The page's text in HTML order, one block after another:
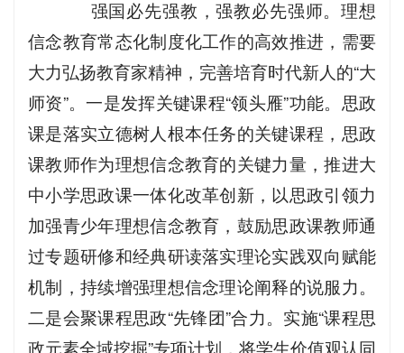
强国必先强教，强教必先强师。理想
信念教育常态化制度化工作的高效推进，需要
大力弘扬教育家精神，完善培育时代新人的“大
师资”。一是发挥关键课程“领头雁”功能。思政
课是落实立德树人根本任务的关键课程，思政
课教师作为理想信念教育的关键力量，推进大
中小学思政课一体化改革创新，以思政引领力
加强青少年理想信念教育，鼓励思政课教师通
过专题研修和经典研读落实理论实践双向赋能
机制，持续增强理想信念理论阐释的说服力。
二是会聚课程思政“先锋团”合力。实施“课程思
政元素全域挖掘”专项计划，将学生价值观认同